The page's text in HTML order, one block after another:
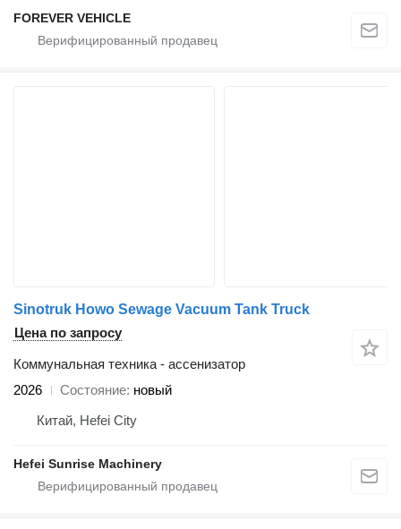
FOREVER VEHICLE
Sinotruk Howo Sewage Vacuum Tank Truck
Цена по запросу
Коммунальная техника - ассенизатор
2026
Состояние новый
Китай, Hefei City
Hefei Sunrise Machinery